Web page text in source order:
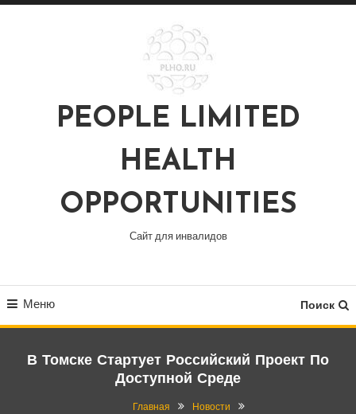
Перейти
PEOPLE LIMITED
HEALTH
OPPORTUNITIES
Сайт для инвалидов
Меню Поиск
В Томске Стартует Российский Проект По
Доступной Среде
Главная
Новости